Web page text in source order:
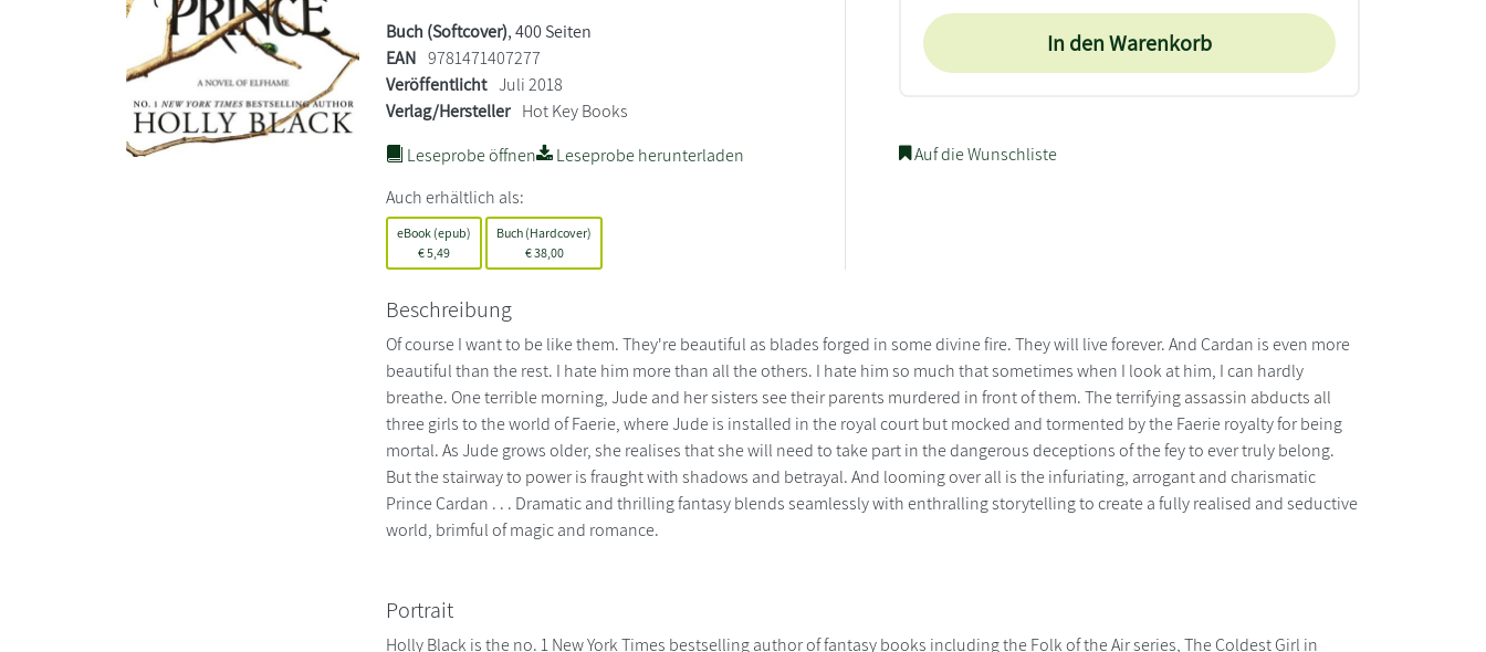
Buch (Softcover), 400 Seiten
EAN 9781471407277
Veröffentlicht Juli 2018
Verlag/Hersteller Hot Key Books
Leseprobe öffnen
Leseprobe herunterladen
Auch erhältlich als:
eBook (epub)
€5,49
Buch (Hardcover)
€38,00
In den Warenkorb
Auf die Wunschliste
Beschreibung
Of course I want to be like them. They're beautiful as blades forged in some divine fire. They will live forever. And Cardan is even more
beautiful than the rest. I hate him more than all the others. I hate him so much that sometimes when I look at him, I can hardly
breathe. One terrible morning, Jude and her sisters see their parents murdered in front of them. The terrifying assassin abducts all
three girls to the world of Faerie, where Jude is installed in the royal court but mocked and tormented by the Faerie royalty for being
mortal. As Jude grows older, she realises that she will need to take part in the dangerous deceptions of the fey to ever truly belong.
But the stairway to power is fraught with shadows and betrayal. And looming over all is the infuriating, arrogant and charismatic
Prince Cardan . . . Dramatic and thrilling fantasy blends seamlessly with enthralling storytelling to create a fully realised and seductive
world, brimful of magic and romance.
Portrait
Holly Black is the no. 1 New York Times bestselling author of fantasy books including the Folk of the Air series, The Coldest Girl in